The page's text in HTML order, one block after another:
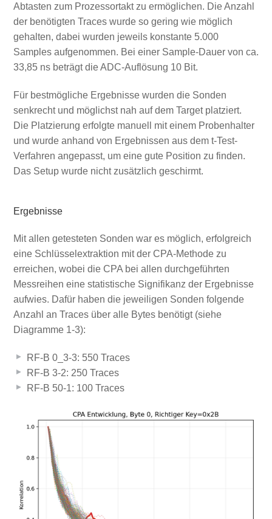
Abtasten zum Prozessortakt zu ermöglichen. Die Anzahl
der benötigten Traces wurde so gering wie möglich
gehalten, dabei wurden jeweils konstante 5.000
Samples aufgenommen. Bei einer Sample-Dauer von ca.
33,85 ns beträgt die ADC-Auflösung 10 Bit.
Für bestmögliche Ergebnisse wurden die Sonden
senkrecht und möglichst nah auf dem Target platziert.
Die Platzierung erfolgte manuell mit einem Probenhalter
und wurde anhand von Ergebnissen aus dem t-Test-
Verfahren angepasst, um eine gute Position zu finden.
Das Setup wurde nicht zusätzlich geschirmt.
Ergebnisse
Mit allen getesteten Sonden war es möglich, erfolgreich
eine Schlüsselextraktion mit der CPA-Methode zu
erreichen, wobei die CPA bei allen durchgeführten
Messreihen eine statistische Signifikanz der Ergebnisse
aufwies. Dafür haben die jeweiligen Sonden folgende
Anzahl an Traces über alle Bytes benötigt (siehe
Diagramme 1-3):
RF-B 0_3-3: 550 Traces
RF-B 3-2: 250 Traces
RF-B 50-1: 100 Traces